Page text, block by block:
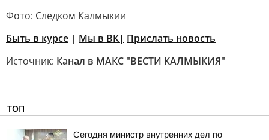
Фото: Следком Калмыкии
Быть в курсе | Мы в ВК| Прислать новость
Источник: Канал в МАКС "ВЕСТИ КАЛМЫКИЯ"
ТОП
Сегодня министр внутренних дел по